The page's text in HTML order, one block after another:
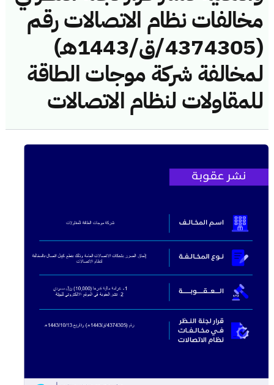
مخالفات نظام الاتصالات رقم
(4374305/ق/1443هـ)
لمخالفة شركة موجات الطاقة
للمقاولات لنظام الاتصالات